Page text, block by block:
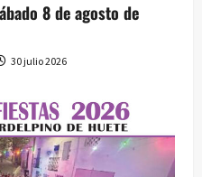
8 de agosto de
30 julio 2026